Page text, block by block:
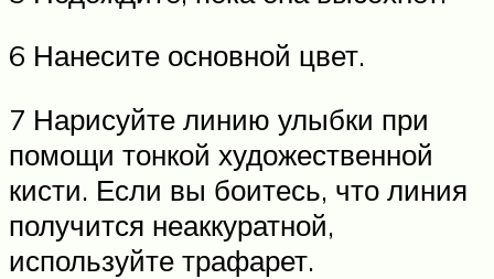
6 Нанесите основной цвет.
7 Нарисуйте линию улыбки при
помощи тонкой художественной
кисти. Если вы боитесь, что линия
получится неаккуратной,
используйте трафарет.